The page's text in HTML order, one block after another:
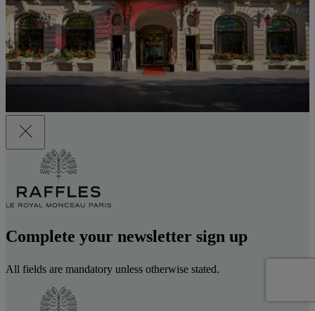
Complete your newsletter sign up
All fields are mandatory unless otherwise stated.